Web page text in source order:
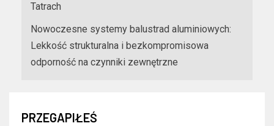
Tatrach
Nowoczesne systemy balustrad aluminiowych:
Lekkość strukturalna i bezkompromisowa
odporność na czynniki zewnętrzne
PRZEGAPIŁEŚ